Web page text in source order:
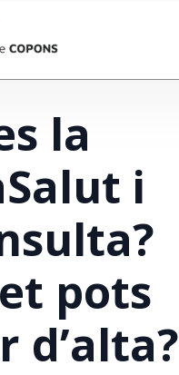
la
i
pots
d’alta?